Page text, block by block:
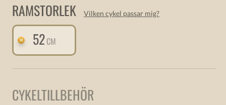
RAMSTORLEK Vilken cykel passar mig?
52CM
CYKELTILLBEHÖR